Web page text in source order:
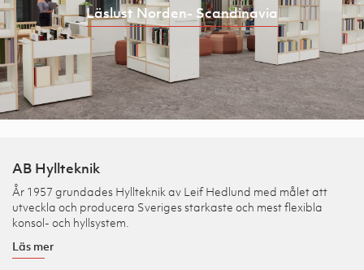
Läslust Norden- Scandinavia
AB Hyllteknik
År 1957 grundades Hyllteknik av Leif Hedlund med målet att
utveckla och producera Sveriges starkaste och mest flexibla
konsol- och hyllsystem.
Läs mer